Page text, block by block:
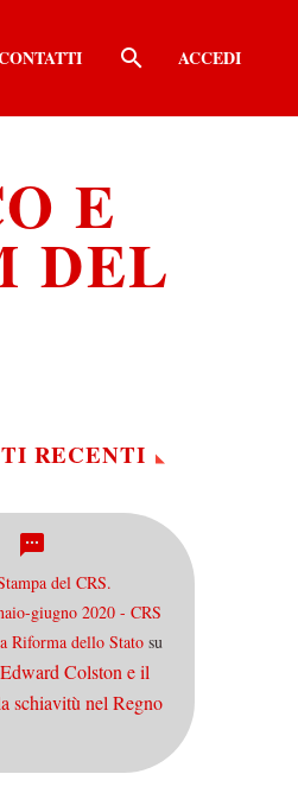
ACCEDI
E
DEL
RECENTI
del CRS.
giugno 2020 - CRS
Riforma dello Stato su
Colston e il
schiavitù nel Regno